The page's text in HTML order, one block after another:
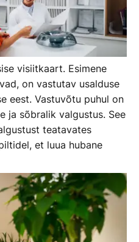
visiitkaart. Esimene
on vastutav usalduse
eest. Vastuvõtu puhul on
ja sõbralik valgustus. See
teatavates
et luua hubane